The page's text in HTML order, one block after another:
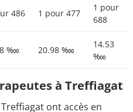
486 1 pour 477
1 pour
688
‱ 20.98 ‱
14.53
‱
à Treffiagat
ont accès en